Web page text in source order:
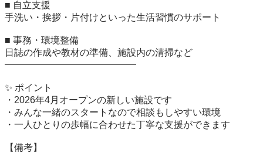
■ 自立支援
手洗い・挨拶・片付けといった生活習慣のサポート
■ 事務・環境整備
日誌の作成や教材の準備、施設内の清掃など
━━━━━━━━━━━━━━
✨ ポイント
・2026年4月オープンの新しい施設です
・みんな一緒のスタートなので相談もしやすい環境
・一人ひとりの歩幅に合わせた丁寧な支援ができます
【備考】